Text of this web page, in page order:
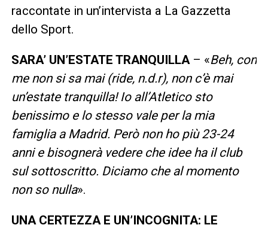
raccontate in un’intervista a La Gazzetta
dello Sport.
SARA’ UN’ESTATE TRANQUILLA– «Beh, con
me non si sa mai (ride, n.d.r), non c’è mai
un’estate tranquilla! Io all’Atletico sto
benissimo e lo stesso vale per la mia
famiglia a Madrid. Però non ho più 23-24
anni e bisognerà vedere che idee ha il club
sul sottoscritto. Diciamo che al momento
non so nulla».
UNA CERTEZZA E UN’INCOGNITA: LE